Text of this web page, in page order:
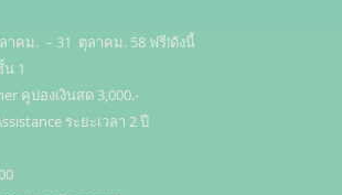
าคม.  – 31  ตุลาคม. 58 ฟรี!ดังนี้
1
คูปองเงินสด 3,000.-
ระยะเวลา 2 ปี